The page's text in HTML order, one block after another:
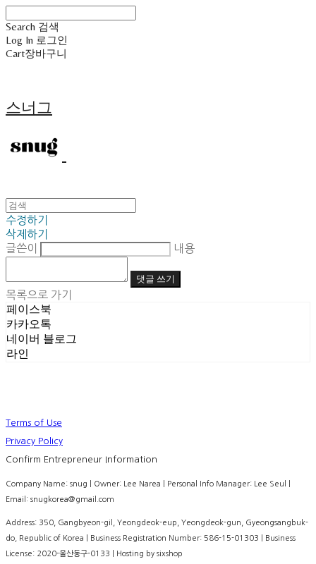
Search 검색
Log In 로그인
Cart장바구니
스너그
수정하기
삭제하기
글쓴이
내용
댓글 쓰기
목록으로 가기
페이스북
카카오톡
네이버 블로그
라인
Terms of Use
Privacy Policy
Confirm Entrepreneur Information
Company Name: snug | Owner: Lee Narea | Personal Info Manager: Lee Seul |
Email: snugkorea@gmail.com
Address: 350, Gangbyeon-gil, Yeongdeok-eup, Yeongdeok-gun, Gyeongsangbuk-
do, Republic of Korea | Business Registration Number: 586-15-01303 | Business
License: 2020-울산동구-0133 | Hosting by sixshop